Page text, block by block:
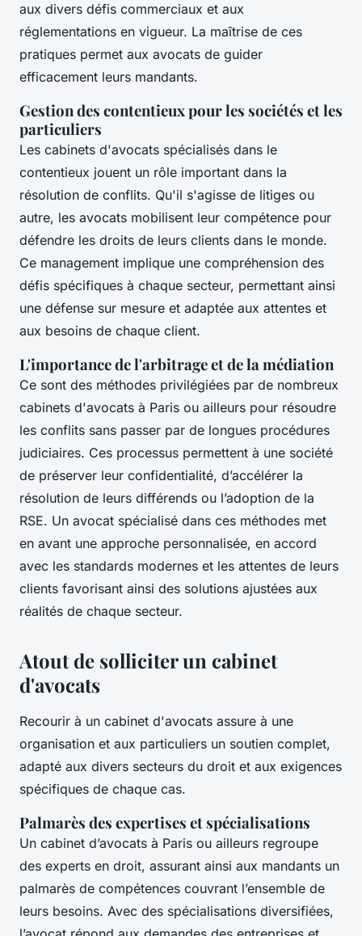
aux divers défis commerciaux et aux
réglementations en vigueur. La maîtrise de ces
pratiques permet aux avocats de guider
efficacement leurs mandants.
Gestion des contentieux pour les sociétés et les
particuliers
Les cabinets d'avocats spécialisés dans le
contentieux jouent un rôle important dans la
résolution de conflits. Qu'il s'agisse de litiges ou
autre, les avocats mobilisent leur compétence pour
défendre les droits de leurs clients dans le monde.
Ce management implique une compréhension des
défis spécifiques à chaque secteur, permettant ainsi
une défense sur mesure et adaptée aux attentes et
aux besoins de chaque client.
L'importance de l'arbitrage et de la médiation
Ce sont des méthodes privilégiées par de nombreux
cabinets d'avocats à Paris ou ailleurs pour résoudre
les conflits sans passer par de longues procédures
judiciaires. Ces processus permettent à une société
de préserver leur confidentialité, d’accélérer la
résolution de leurs différends ou l’adoption de la
RSE. Un avocat spécialisé dans ces méthodes met
en avant une approche personnalisée, en accord
avec les standards modernes et les attentes de leurs
clients favorisant ainsi des solutions ajustées aux
réalités de chaque secteur.
Atout de solliciter un cabinet
d'avocats
Recourir à un cabinet d'avocats assure à une
organisation et aux particuliers un soutien complet,
adapté aux divers secteurs du droit et aux exigences
spécifiques de chaque cas.
Palmarès des expertises et spécialisations
Un cabinet d’avocats à Paris ou ailleurs regroupe
des experts en droit, assurant ainsi aux mandants un
palmarès de compétences couvrant l’ensemble de
leurs besoins. Avec des spécialisations diversifiées,